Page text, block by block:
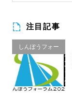
注目記事
しんぽうフォー
ラム